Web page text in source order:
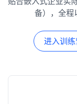
备），全程
进入训